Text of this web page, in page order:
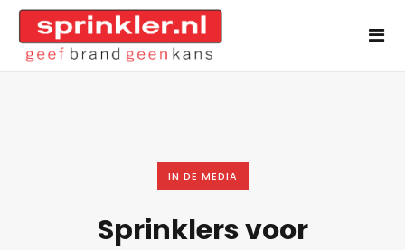
IN DE MEDIA
Sprinklers voor